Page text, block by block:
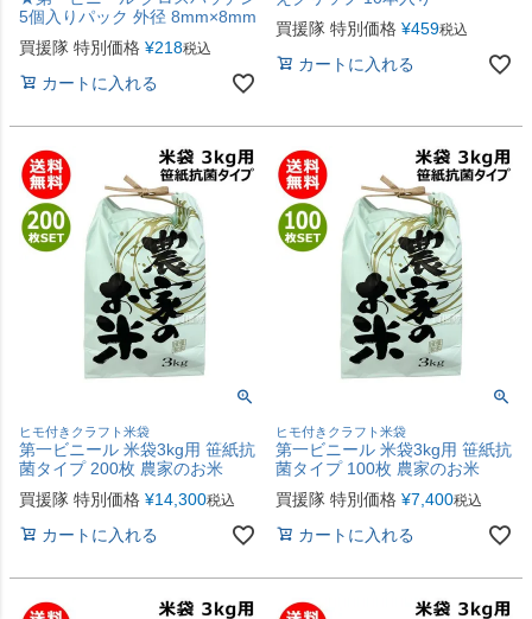
5個入りパック 外径 8mm×8mm
買援隊 特別価格 ¥218税込
カートに入れる
買援隊 特別価格 ¥459税込
カートに入れる
ヒモ付きクラフト米袋
第一ビニール 米袋3kg用 笹紙抗
菌タイプ 200枚 農家のお米
買援隊 特別価格 ¥14,300税込
カートに入れる
ヒモ付きクラフト米袋
第一ビニール 米袋3kg用 笹紙抗
菌タイプ 100枚 農家のお米
買援隊 特別価格 ¥7,400税込
カートに入れる